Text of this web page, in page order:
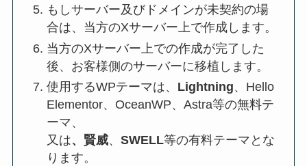
もしサーバー及びドメインが未契約の場
合は、当方のXサーバー上で作成します。
当方のXサーバー上での作成が完了した
後、お客様側のサーバーに移植します。
使用するWPテーマは、 Lightning、Hello
Elementor、OceanWP、Astra等の無料テ
ーマ、
又は、賢威、SWELL等の有料テーマとな
ります。